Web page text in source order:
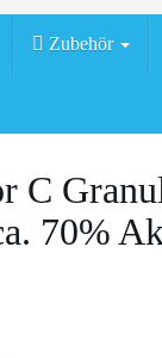
Zubehör
C
70%